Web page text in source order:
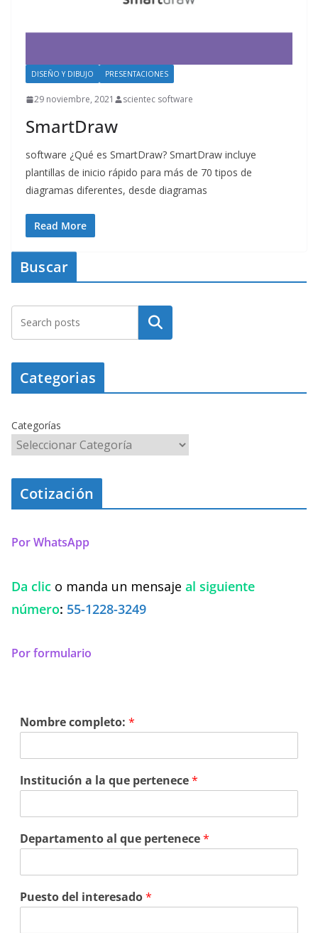
DISEÑO Y DIBUJO PRESENTACIONES
29 noviembre, 2021 scientec software
SmartDraw
software ¿Qué es SmartDraw? SmartDraw incluye
plantillas de inicio rápido para más de 70 tipos de
diagramas diferentes, desde diagramas
Read More
Buscar
Buscar
Categorias
Categorías
Cotización
Por WhatsApp
Da clic o manda un mensaje al siguiente
número: 55-1228-3249
Por formulario
Nombre completo: *
Institución a la que pertenece*
Departamento al que pertenece*
Puesto del interesado*